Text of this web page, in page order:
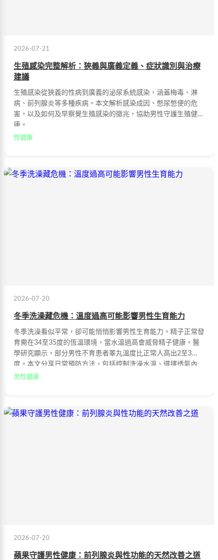
2026-07-21
生殖感染完整解析：狹義與廣義定義、症狀識別與治療
建議
生殖感染從狹義的性病到廣義的泌尿系統感染，涵蓋梅毒、淋
病、前列腺炎等多種疾病。本文解析感染成因、憋尿憋便的危
害，以及如何及早察覺生殖感染的徵兆，協助男性守護生殖健
康。
性健康
2026-07-20
冬季洗澡藏危機：溫度過高可能影響男性生育能力
冬季洗澡看似平常，卻可能悄悄影響男性生育能力。精子正常發
育需在34至35度的恆溫環境，當水溫過高會威脅精子健康。醫
學研究顯示，部分男性不育患者睪丸溫度比正常人高出2至3
度。本文分享日常預防方法，包括控制洗澡水溫、選擇透氣內
褲、均衡補充鋅硒等微量元素，守護男性生育力。
男性健康
2026-07-20
蘋果守護男性健康：前列腺炎與性功能的天然改善之道